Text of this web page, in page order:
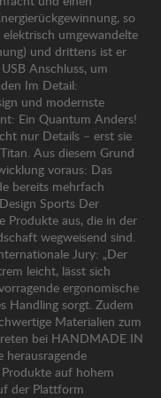
so
umgewandelte
und drittens ist er
Anschluss, um
Im Detail:
und modernste
Ein Quantum Anders!
nur Details – erst sie
Aus diesem Grund
voraus: Das
bereits mehrfach
Sports Der
Produkte aus, die in der
wegweisend sind.
Jury: „Der
leicht, lässt sich
ergonomische
Handling sorgt. Zudem
Materialien zum
bei HANDMADE IN
herausragende
auf hohem
der Plattform